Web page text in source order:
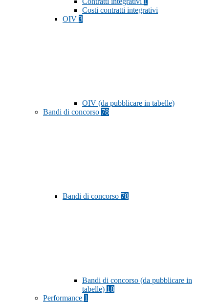
Costi contratti integrativi
OIV 3
OIV (da pubblicare in tabelle)
Bandi di concorso 78
Bandi di concorso 78
Bandi di concorso (da pubblicare in
tabelle) 18
Performance 1